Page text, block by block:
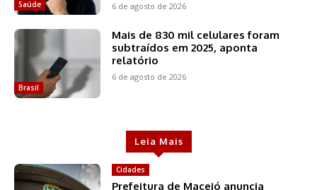
Saúde 6 de agosto de 2026
Brasil
Mais de 830 mil celulares foram
subtraídos em 2025, aponta
relatório
6 de agosto de 2026
Leia Mais
Cidades
Prefeitura de Maceió anuncia